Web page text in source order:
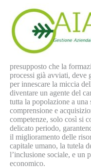
presupposto che la
processi già avviati, deve
per innescare la miccia
diventare un agente del
tutta la popolazione a una
comprensione e
competenze, solo così si
delicato periodo,
il miglioramento delle
capitale umano, la tutela
l’inclusione sociale, e un
economico.